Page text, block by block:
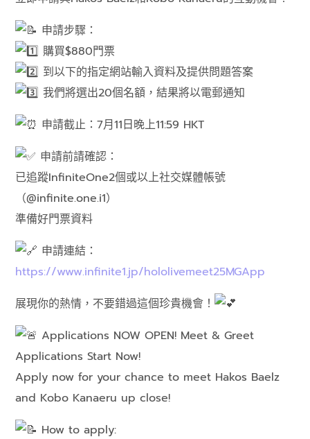
申請步驟：
購買$880門票
到以下的指定網站輸入資料及提供問題答案
我們將選出20個名額，結果將以電郵通知
申請截止：7月11日晚上11:59 HKT
申請前請確認：
已追蹤InfiniteOne2個或以上社交媒體帳號
（@infinite.one.i1）
準備好門票資料
申請連結：
https://www.infinite1.jp/hololivemeet25MGApp
展現你的熱情，不要錯過這個珍貴機會！
Applications NOW OPEN! Meet & Greet
Applications Start Now!
Apply now for your chance to meet Hakos Baelz
and Kobo Kanaeru up close!
How to apply: